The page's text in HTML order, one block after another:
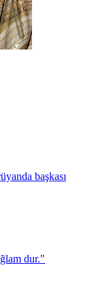
başkası
dur."